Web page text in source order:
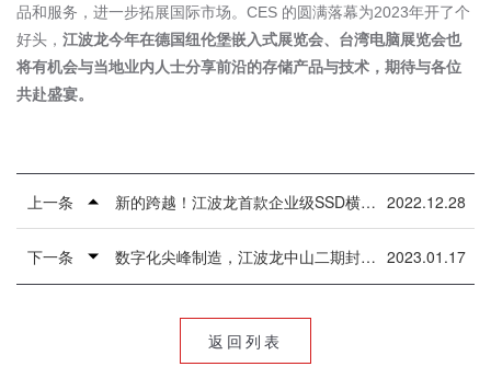
品和服务，进一步拓展国际市场。 CES 的圆满落幕为2023年开了个
好头， 江波龙今年在德国纽伦堡嵌入式展览会、台湾电脑展览会也
将有机会与当地业内人士分享前沿的存储产品与技术，期待与各位
共赴盛宴。
上一条 新的跨越！江波龙首款企业级SSD横空出世 2022.12.28
下一条 数字化尖峰制造，江波龙中山二期封顶，打造11万平米企业级存储专线 2023.01.17
返回列表